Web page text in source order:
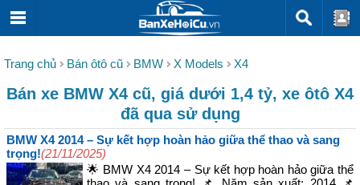
Trang chủ Bán ôtô cũ BMW X Models X4
Bán xe BMW X4 cũ, giá dưới 1,4 tỷ, xe ôtô X4
đã qua sử dụng
BMW X4 2014 – Sự kết hợp hoàn hảo giữa thể thao và sang
trọng!(21/11/2025)
🌟 BMW X4 2014 – Sự kết hợp hoàn hảo giữa thể